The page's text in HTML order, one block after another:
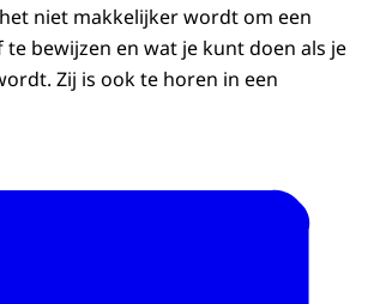
niet makkelijker wordt om een
bewijzen en wat je kunt doen als je
Zij is ook te horen in een